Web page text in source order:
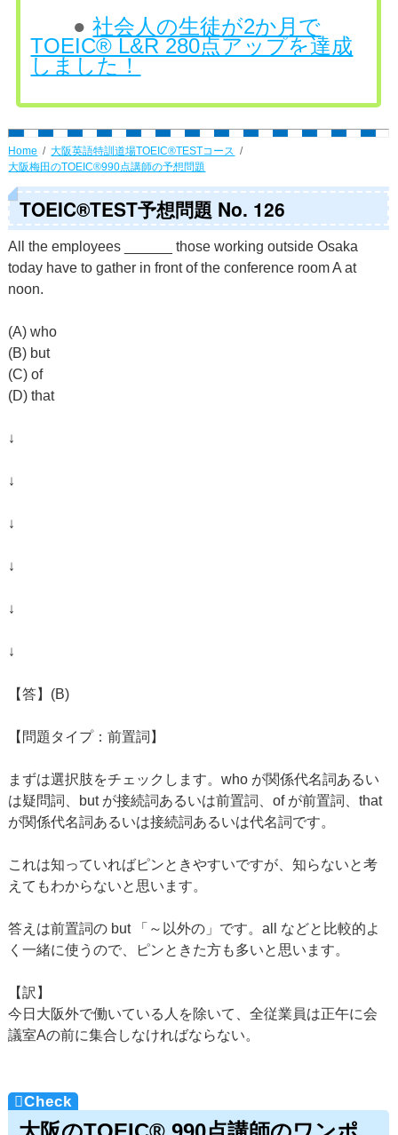
●社会人の生徒が2か月で
TOEIC® L&R 280点アップを達成
しました！
Home
大阪英語特訓道場TOEIC®TESTコース
大阪梅田のTOEIC®990点講師の予想問題
TOEIC®TEST予想問題 No. 126
All the employees ______ those working outside Osaka
today have to gather in front of the conference room A at
noon.
(A) who
(B) but
(C) of
(D) that
↓
↓
↓
↓
↓
↓
【答】(B)
【問題タイプ：前置詞】
まずは選択肢をチェックします。who が関係代名詞あるい
は疑問詞、but が接続詞あるいは前置詞、of が前置詞、that
が関係代名詞あるいは接続詞あるいは代名詞です。
これは知っていればピンときやすいですが、知らないと考
えてもわからないと思います。
答えは前置詞の but 「～以外の」です。all などと比較的よ
く一緒に使うので、ピンときた方も多いと思います。
【訳】
今日大阪外で働いている人を除いて、全従業員は正午に会
議室Aの前に集合しなければならない。